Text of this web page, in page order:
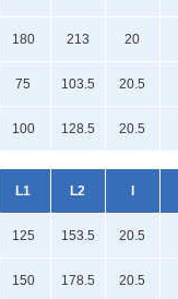
180 213 20
75 103.5 20.5
100 128.5 20.5
L1 L2
125 153.5 20.5
150 178.5 20.5